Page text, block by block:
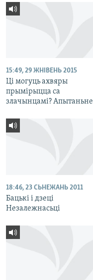
15:49, 29 ЖНІВЕНЬ 2015
Ці могуць ахвяры
прымірыцца са
злачынцамі? Апытаньне
18:46, 23 СЬНЕЖАНЬ 2011
Бацькі і дзеці
Незалежнасьці